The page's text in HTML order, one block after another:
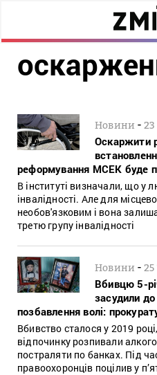
Новини -
Оскаржити
реформування МСЕК буде
В інституті визначали, що у
інвалідності. Але для
необов'язковим і вона
третю групу інвалідності
Новини -
Вбивцю 5-
засудили до
позбавлення волі:
Вбивство сталося у 2019
відпочинку розпивали
постраляти по банках. Під
правоохоронців поцілив у